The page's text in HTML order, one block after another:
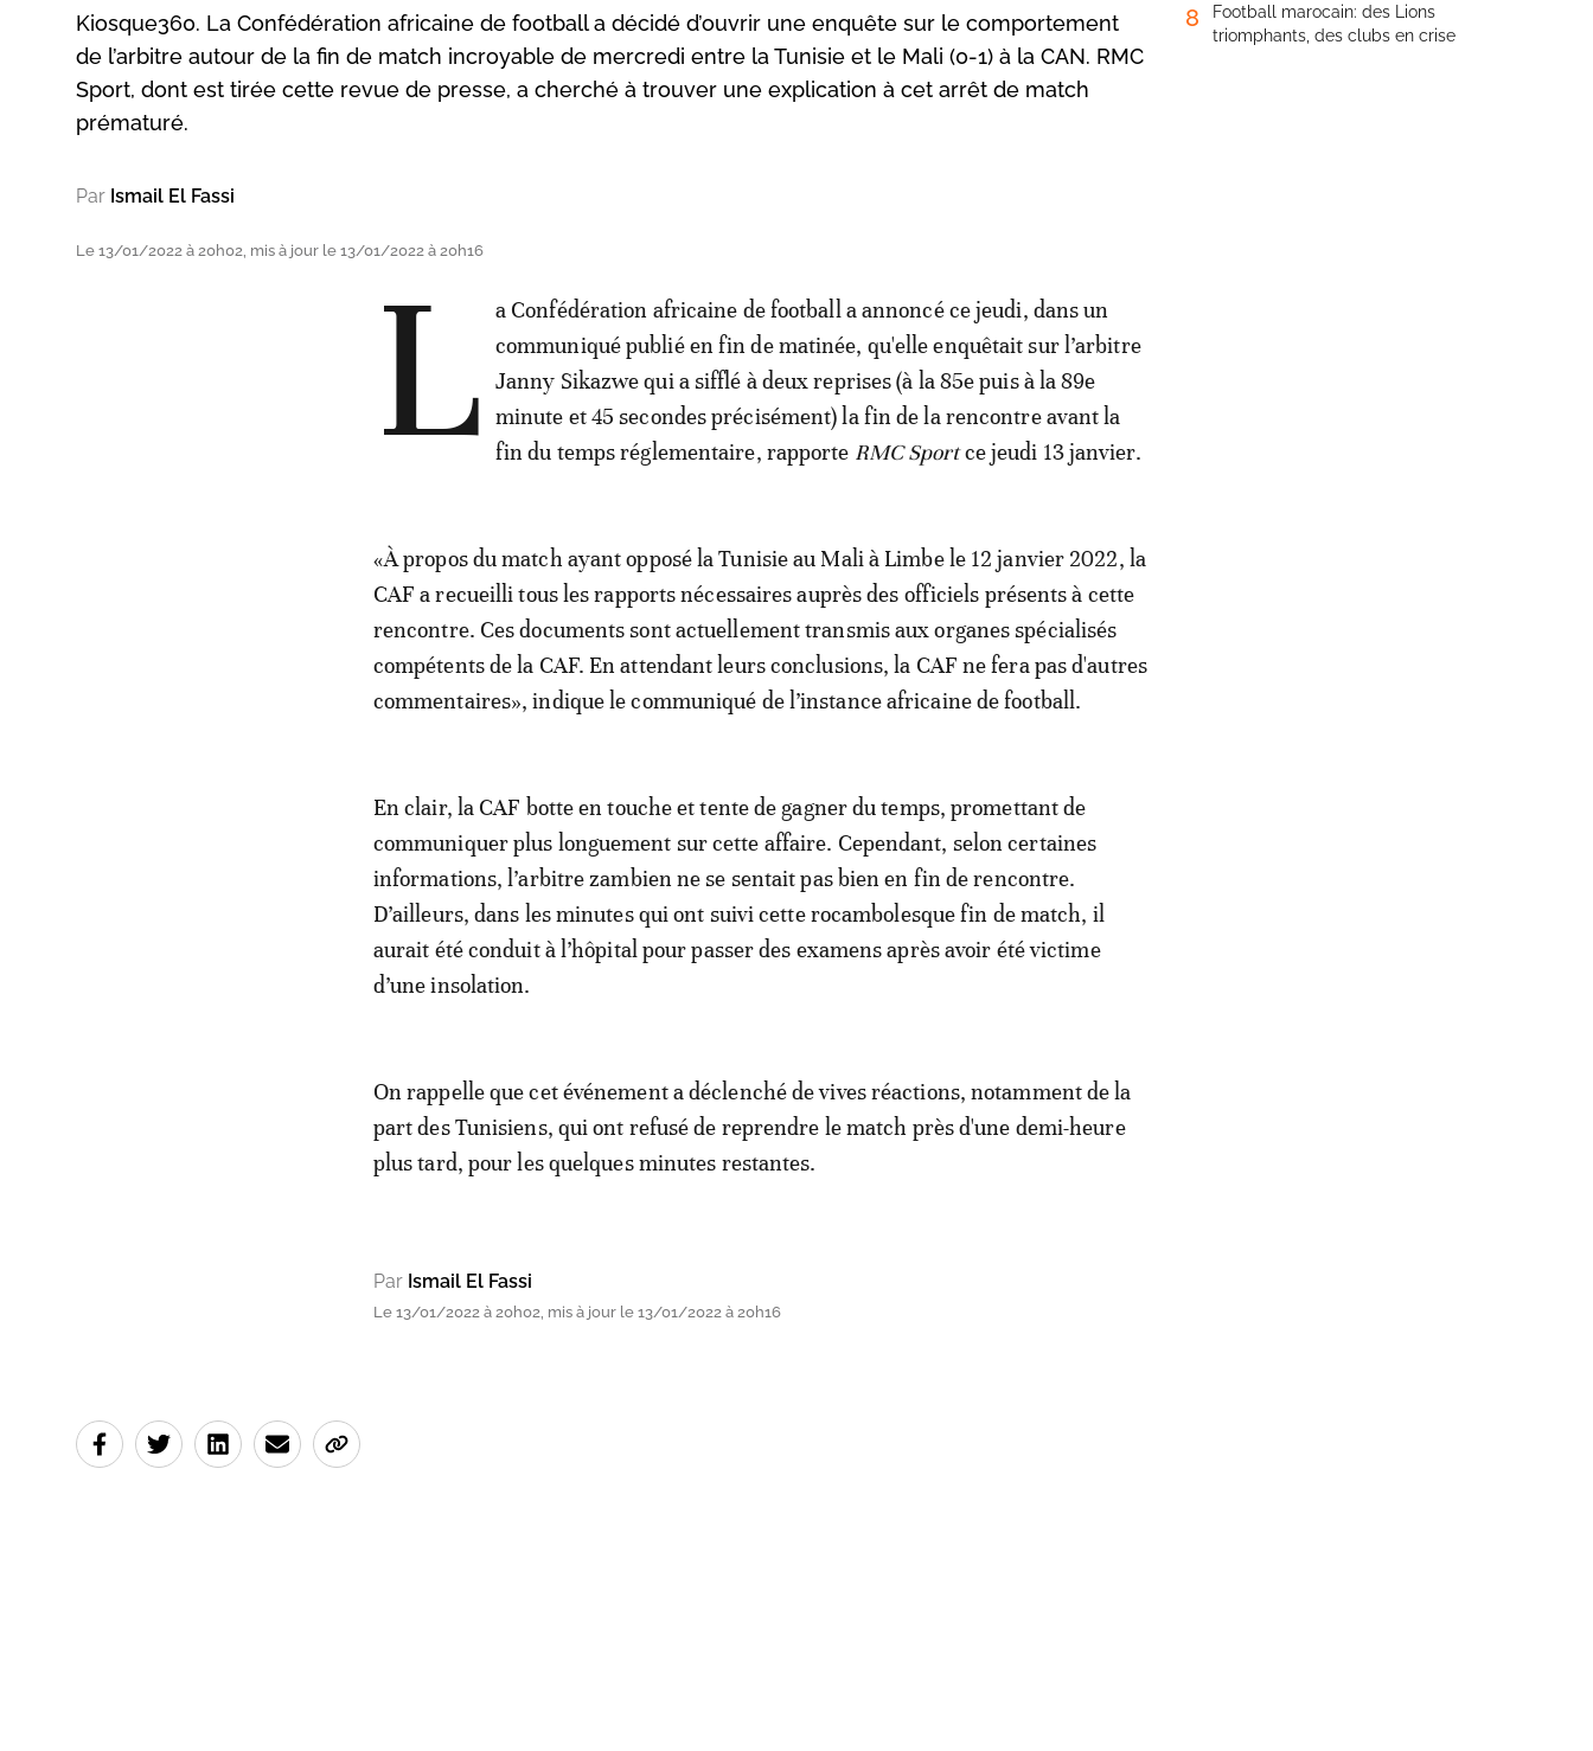
Kiosque360. La Confédération africaine de football a décidé d’ouvrir une enquête sur le comportement
de l’arbitre autour de la fin de match incroyable de mercredi entre la Tunisie et le Mali (0-1) à la CAN. RMC
Sport, dont est tirée cette revue de presse, a cherché à trouver une explication à cet arrêt de match
prématuré.
Par Ismail El Fassi
Le 13/01/2022 à 20h02, mis à jour le 13/01/2022 à 20h16
L
a Confédération africaine de football a annoncé ce jeudi, dans un
communiqué publié en fin de matinée, qu'elle enquêtait sur l’arbitre
Janny Sikazwe qui a sifflé à deux reprises (à la 85e puis à la 89e
minute et 45 secondes précisément) la fin de la rencontre avant la
fin du temps réglementaire, rapporte RMC Sportce jeudi 13 janvier.
«À propos du match ayant opposé la Tunisie au Mali à Limbe le 12 janvier 2022, la
CAF a recueilli tous les rapports nécessaires auprès des officiels présents à cette
rencontre. Ces documents sont actuellement transmis aux organes spécialisés
compétents de la CAF. En attendant leurs conclusions, la CAF ne fera pas d'autres
commentaires», indique le communiqué de l’instance africaine de football.
En clair, la CAF botte en touche et tente de gagner du temps, promettant de
communiquer plus longuement sur cette affaire. Cependant, selon certaines
informations, l’arbitre zambien ne se sentait pas bien en fin de rencontre.
D’ailleurs, dans les minutes qui ont suivi cette rocambolesque fin de match, il
aurait été conduit à l’hôpital pour passer des examens après avoir été victime
d’une insolation.
On rappelle que cet événement a déclenché de vives réactions, notamment de la
part des Tunisiens, qui ont refusé de reprendre le match près d'une demi-heure
plus tard, pour les quelques minutes restantes.
Par Ismail El Fassi
Le 13/01/2022 à 20h02, mis à jour le 13/01/2022 à 20h16
8
Football marocain: des Lions
triomphants, des clubs en crise